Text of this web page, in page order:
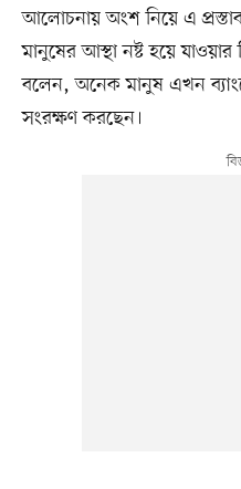
আলোচনায় অংশ নিয়ে এ
মানুষের আস্থা নষ্ট হয়ে
বলেন, অনেক মানুষ এখন
সংরক্ষণ করছেন।